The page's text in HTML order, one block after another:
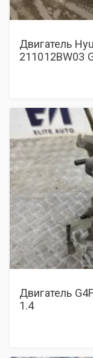
Двигатель
211012BW03
Двигатель
1.4